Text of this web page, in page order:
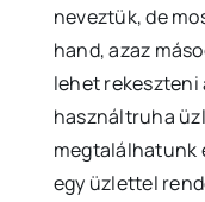
neveztük, de
hand, azaz
lehet rekeszteni
használtruha
megtalálhatunk
egy üzlettel